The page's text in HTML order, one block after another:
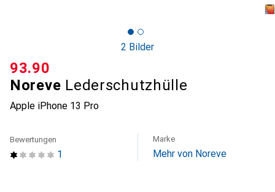
2 Bilder
Noreve Lederschutzhülle
Apple iPhone 13 Pro
CHF
93.90
1
Bewertungen Marke
Mehr von Noreve